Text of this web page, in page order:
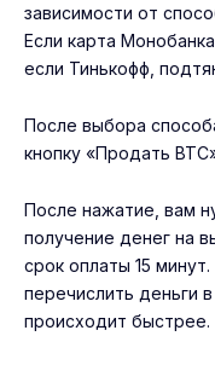
зависимости от
Если карта
если Тинькофф,
После выбора
кнопку «Продать
После нажатие, вам
получение денег на
срок оплаты 15
перечислить деньги
происходит быстрее.